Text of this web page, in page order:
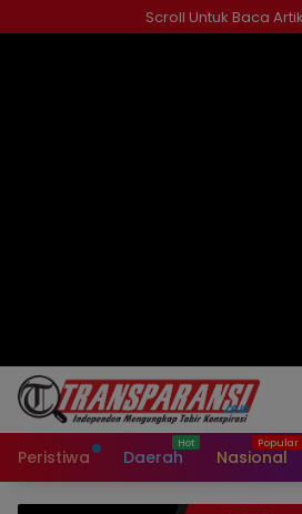
ke
Scroll Untuk Baca
Peristiwa Daerah Nasional